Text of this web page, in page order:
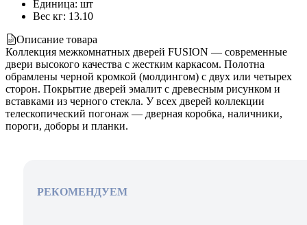
Единица: шт
Вес кг: 13.10
Описание товара
Коллекция межкомнатных дверей FUSION — современные
двери высокого качества с жестким каркасом. Полотна
обрамлены черной кромкой (молдингом) с двух или четырех
сторон. Покрытие дверей эмалит с древесным рисунком и
вставками из черного стекла. У всех дверей коллекции
телескопический погонаж — дверная коробка, наличники,
пороги, доборы и планки.
РЕКОМЕНДУЕМ